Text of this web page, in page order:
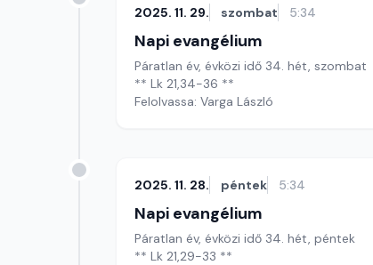
2025. 11. 29. szombat 5:34
Napi evangélium
Páratlan év, évközi idő 34. hét, szombat
** Lk 21,34-36 **
Felolvassa: Varga László
2025. 11. 28. péntek 5:34
Napi evangélium
Páratlan év, évközi idő 34. hét, péntek
** Lk 21,29-33 **